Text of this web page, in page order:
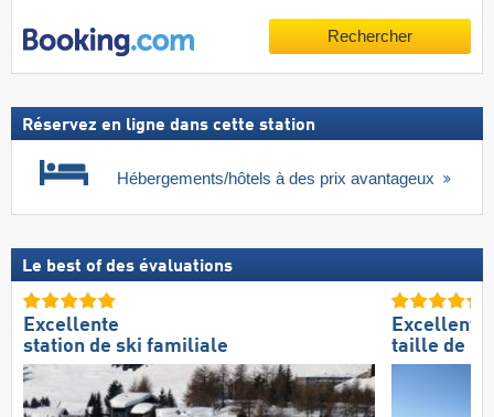
Rechercher
Réservez en ligne dans cette station
Hébergements/hôtels à des prix avantageux
Le best of des évaluations
Excellente
station de ski familiale
Excellente
taille de